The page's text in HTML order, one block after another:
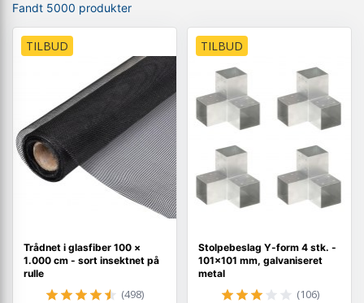
Fandt 5000 produkter
TILBUD
Trådnet i glasfiber 100 ×
1.000 cm - sort insektnet på
rulle
(498)
TILBUD
Stolpebeslag Y-form 4 stk. -
101×101 mm, galvaniseret
metal
(106)